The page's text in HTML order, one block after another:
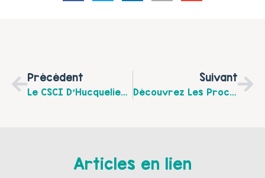
Précédent
Le CSCI D'Hucqueliers Et Environs Vous Propose Son Programme Parentalité Pour La Rentrée 2020 !
Suivant
Découvrez Les Prochaines Dates Des Rendez-Vous Des Parents Extraordinaires !
Articles en lien